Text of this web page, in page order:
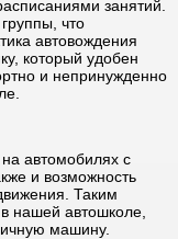
занятий.
что
автовождения
который удобен
и непринужденно
автомобилях с
и возможность
Таким
нашей автошколе,
машину.